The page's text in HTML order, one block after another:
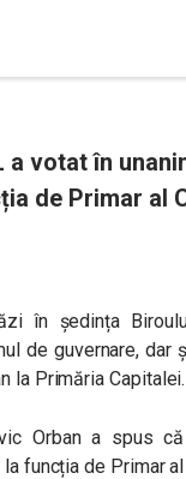
a votat în
de Primar al
în ședința
de guvernare,
la Primăria Capitalei.
Orban a spus că
funcția de Primar